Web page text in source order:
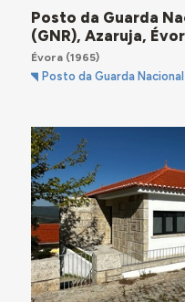
Posto da Guarda
(GNR), Azaruja,
Évora(1965)
Posto da Guarda